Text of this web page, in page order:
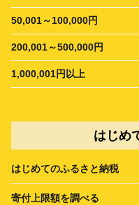
50,001～100,000円
200,001～500,000円
1,000,001円以上
はじめ
はじめてのふるさと納税
寄付上限額を調べる